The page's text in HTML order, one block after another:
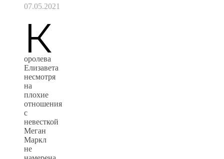
07.05.2021
К
оролева
Елизавета
несмотря
на
плохие
отношения
с
невесткой
Меган
Маркл
не